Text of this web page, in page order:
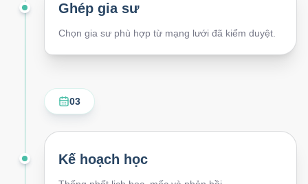
Ghép gia sư
Chọn gia sư phù hợp từ mạng lưới đã kiểm duyệt.
03
Kế hoạch học